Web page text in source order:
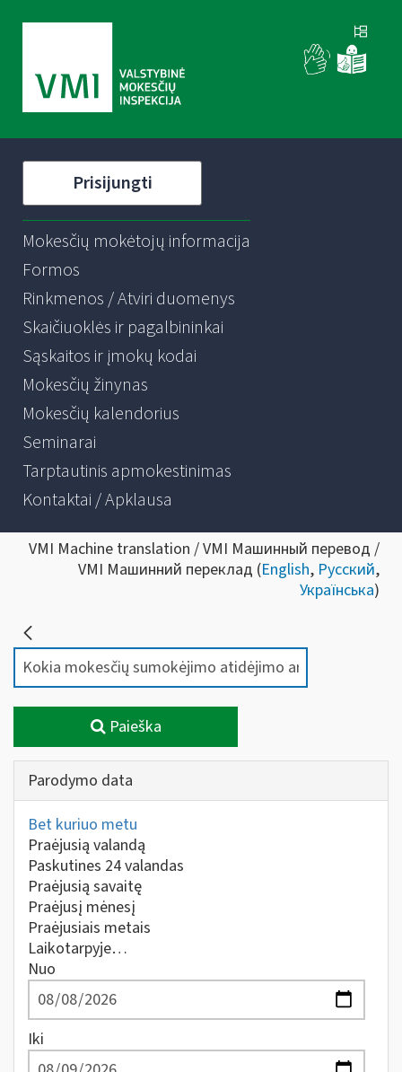
Prisijungti
Mokesčių mokėtojų informacija
Formos
Rinkmenos / Atviri duomenys
Skaičiuoklės ir pagalbininkai
Sąskaitos ir įmokų kodai
Mokesčių žinynas
Mokesčių kalendorius
Seminarai
Tarptautinis apmokestinimas
Kontaktai / Apklausa
VMI Machine translation / VMI Машинный перевод /
VMI Машинний переклад (English, Русский,
Українська)
Paieška
Parodymo data
Bet kuriuo metu
Praėjusią valandą
Paskutines 24 valandas
Praėjusią savaitę
Praėjusį mėnesį
Praėjusiais metais
Laikotarpyje…
Nuo
Iki